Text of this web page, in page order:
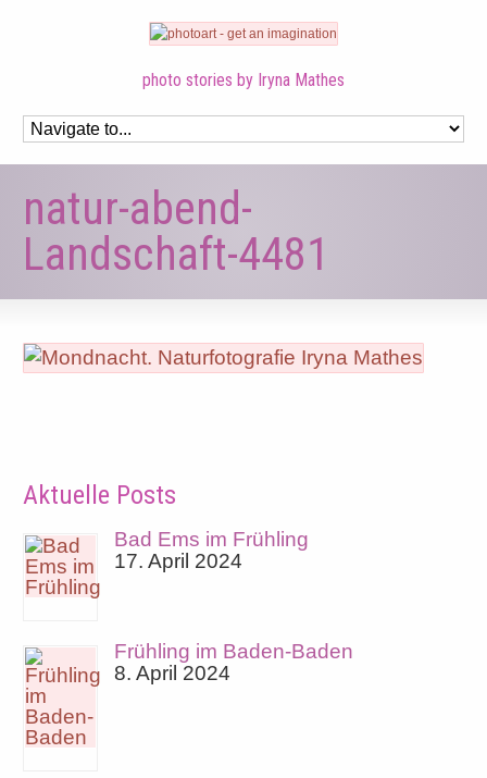
photo stories by Iryna Mathes
natur-abend-
Landschaft-4481
Aktuelle Posts
Bad Ems im Frühling
17. April 2024
Frühling im Baden-Baden
8. April 2024